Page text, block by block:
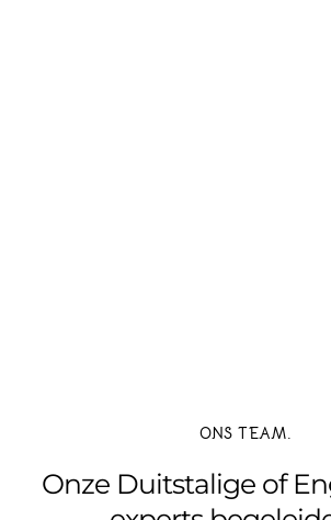
ONS TEAM.
Onze Duitstalige of